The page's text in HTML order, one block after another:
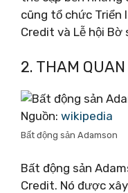
cũng tổ chức Triển
Credit và Lễ hội Bờ
2. THAM
Nguồn: wikipedia
Bất động sản Adamson
Bất động sản
Credit. Nó được